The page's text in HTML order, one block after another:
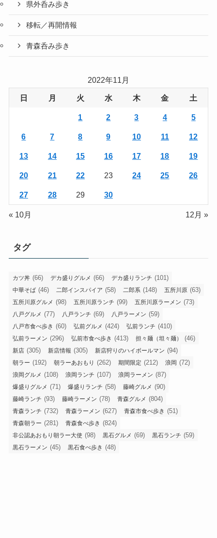
県外呑み歩き
移転／再開情報
青森呑み歩き
2022年11月
日 月 火 水 木 金 土
1 2 3 4 5
6 7 8 9 10 11 12
13 14 15 16 17 18 19
20 21 22 23 24 25 26
27 28 29 30
« 10月 12月 »
タグ
カツ丼 (66) デカ盛りグルメ (66) デカ盛りランチ (101)
中華そば (46) 二郎インスパイア (58) 二郎系 (148) 五所川原 (63)
五所川原グルメ (98) 五所川原ランチ (99) 五所川原ラーメン (73)
八戸グルメ (77) 八戸ランチ (69) 八戸ラーメン (59)
八戸市食べ歩き (60) 弘前グルメ (424) 弘前ランチ (410)
弘前ラーメン (296) 弘前市食べ歩き (413) 担々麺（坦々麺） (46)
新店 (305) 新店情報 (305) 新店狩りのハイボールマン (94)
朝ラー (192) 朝ラーあおもり (262) 期間限定 (212) 浪岡 (72)
浪岡グルメ (108) 浪岡ランチ (107) 浪岡ラーメン (87)
爆盛りグルメ (71) 爆盛りランチ (58) 藤崎グルメ (90)
藤崎ランチ (93) 藤崎ラーメン (78) 青森グルメ (804)
青森ランチ (732) 青森ラーメン (627) 青森市食べ歩き (51)
青森朝ラー (281) 青森食べ歩き (824)
非公認あおもり朝ラー大使 (98) 黒石グルメ (69) 黒石ランチ (59)
黒石ラーメン (45) 黒石食べ歩き (48)